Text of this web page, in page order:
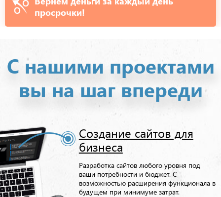
просрочки!
С нашими проектами
вы на шаг впереди
Создание сайтов для
бизнеса
Разработка сайтов любого уровня под
ваши потребности и бюджет. С
возможностью расширения функционала в
будущем при минимуме затрат.